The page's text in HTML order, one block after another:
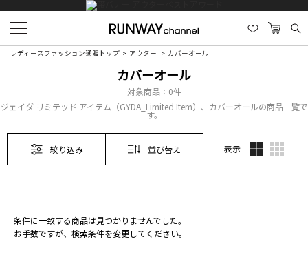
レディースファッション通販トップ アウター カバーオール
カバーオール
対象商品： 0件
ジェイダ リミテッド アイテム（GYDA_Limited Item）、カバーオールの商品一覧で
す。
絞り込み 並び替え 表示
条件に一致する商品は見つかりませんでした。
お手数ですが、検索条件を変更してください。